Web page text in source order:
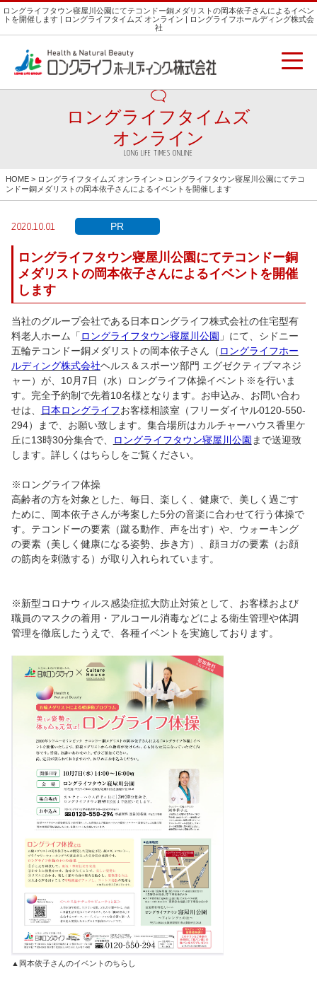
ロングライフタウン寝屋川公園にてテコンドー銅メダリストの岡本依子さんによるイベン
トを開催します | ロングライフタイムズ オンライン | ロングライフホールディング株式会
社
ロングライフタイムズ
オンライン
LONG LIFE TIMES ONLINE
HOME > ロングライフタイムズ オンライン > ロングライフタウン寝屋川公園にてテコ
ンドー銅メダリストの岡本依子さんによるイベントを開催します
2020.10.01 PR
ロングライフタウン寝屋川公園にてテコンドー銅
メダリストの岡本依子さんによるイベントを開催
します
当社のグループ会社である日本ロングライフ株式会社の住宅型有
料老人ホーム「 ロングライフタウン寝屋川公園 」にて、シドニー
五輪テコンドー銅メダリストの岡本依子さん（ ロングライフホー
ルディング株式会社ヘルス＆スポーツ部門 エグゼクティブマネジ
ャー）が、10月7日（水）ロングライフ体操イベント※を行いま
す。完全予約制で先着10名様となります。お申込み、お問い合わ
せは、
日本ロングライフお客様相談室（フリーダイヤル0120-550-
294）まで、お願い致します。集合場所はカルチャーハウス香里ケ
丘に13時30分集合で、
ロングライフタウン寝屋川公園 まで送迎致
します。詳しくはちらしをご覧ください。
※ロングライフ体操
高齢者の方を対象とした、毎日、楽しく、健康で、美しく過ごす
ために、岡本依子さんが考案した5分の音楽に合わせて行う体操で
す。テコンドーの要素（蹴る動作、声を出す）や、ウォーキング
の要素（美しく健康になる姿勢、歩き方）、顔ヨガの要素（お顔
の筋肉を刺激する）が取り入れられています。
※新型コロナウィルス感染症拡大防止対策として、お客様および
職員のマスクの着用・アルコール消毒などによる衛生管理や体調
管理を徹底したうえで、各種イベントを実施しております。
▲岡本依子さんのイベントのちらし